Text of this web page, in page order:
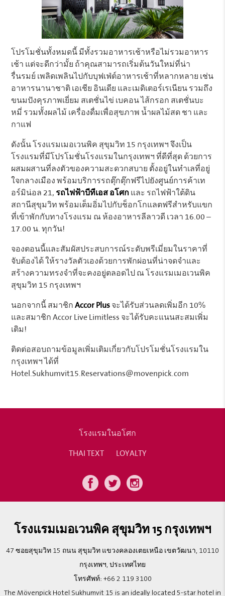
โปรโมชั่นทั้งหมดนี้ มีทั้งรวมอาหารเช้าหรือไม่รวมอาหาร
เช้า แต่จะดีกว่ามั้ย ถ้าคุณสามารถเริ่มต้นวันใหม่ที่น่า
รื่นรมย์ เพลิดเพลินไปกับบุฟเฟ่ต์อาหารเช้าที่หลากหลาย เช่น
อาหารนานาชาติ เอเชีย อินเดีย และเมดิเตอร์เรเนียน รวมถึง
ขนมปังคุรภาพเยี่ยม สเตชั่นไข่ เบคอน ไส้กรอก สเตชั่นบะ
หมี่ รวมทั้งผลไม้ เครื่องดื่มเพื่อสุขภาพ น้ำผลไม้สด ชา และ
กาแฟ
ดังนั้น โรงแรมเมอเวนพิค สุขุมวิท 15 กรุงเทพฯ จึงเป็น
โรงแรมที่มีโปรโมชั่นโรงแรมในกรุงเทพฯ ที่ดีที่สุด ด้วยการ
ผสมผสานที่ลงตัวของความสะดวกสบาย ตั้งอยู่ในทำเลที่อยู่
ใจกลางเมือง พร้อมบริการรถตุ๊กตุ๊กฟรีไปยังศูนย์การค้าเท
อร์มิน่อล 21,รถไฟฟ้าบีทีเอส อโศก และ รถไฟฟ้าใต้ดิน
สถานีสุขุมวิท พร้อมเต็มอิ่มไปกับช็อกโกแลตฟรีสำหรับแขก
ที่เข้าพักกับทางโรงแรม ณ ห้องอาหารลีลาวดี เวลา 16.00 –
17.00 น. ทุกวัน!
จองตอนนี้และสัมผัสประสบการณ์ระดับพรีเมี่ยมในราคาที่
จับต้องได้ ให้รางวัลตัวเองด้วยการพักผ่อนที่น่าจดจำและ
สร้างความทรงจำที่จะคงอยู่ตลอดไป ณ โรงแรมเมอเวนพิค
สุขุมวิท 15 กรุงเทพฯ
นอกจากนี้ สมาชิกAccor Plus จะได้รับส่วนลดเพิ่มอีก 10%
และสมาชิก Accor Live Limitless จะได้รับคะแนนสะสมเพิ่ม
เติม!
ติดต่อสอบถามข้อมูลเพิ่มเติมเกี่ยวกับโปรโมชั่นโรงแรมใน
กรุงเทพฯ ได้ที่
Hotel.Sukhumvit15.Reservations@movenpick.com
โรงแรมในอโศก
THAI TEXT
LOYALTY
โรงแรมเมอเวนพิค สุขุมวิท 15 กรุงเทพฯ
47 ซอยสุขุมวิท 15 ถนน สุขุมวิท แขวงคลองเตยเหนือ เขตวัฒนา, 10110
กรุงเทพฯ, ประเทศไทย
โทรศัพท์: +66 2 119 3100
The Mövenpick Hotel Sukhumvit 15 is an ideally located 5-star hotel in